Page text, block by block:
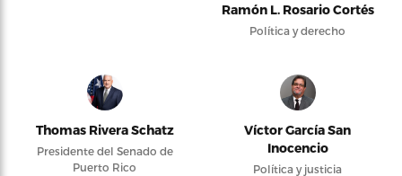
Ramón L. Rosario Cortés
Política y derecho
Thomas Rivera Schatz
Presidente del Senado de
Puerto Rico
Víctor García San
Inocencio
Política y justicia